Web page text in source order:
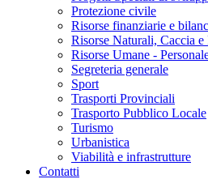
Protezione civile
Risorse finanziarie e
Risorse Naturali, Caccia e
Risorse Umane -
Segreteria generale
Sport
Trasporti Provinciali
Trasporto Pubblico Locale
Turismo
Urbanistica
Viabilità e infrastrutture
Contatti